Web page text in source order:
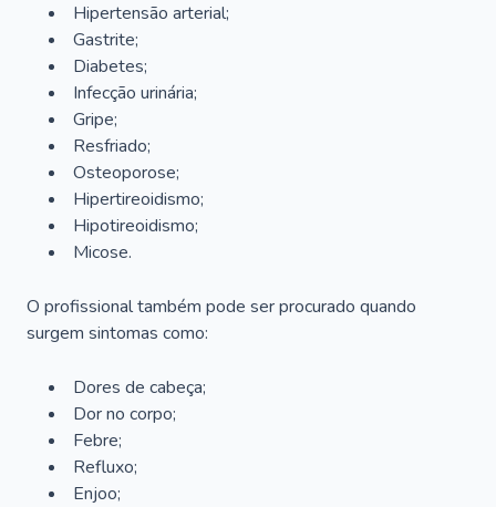
Hipertensão arterial;
Gastrite;
Diabetes;
Infecção urinária;
Gripe;
Resfriado;
Osteoporose;
Hipertireoidismo;
Hipotireoidismo;
Micose.
O profissional também pode ser procurado quando
surgem sintomas como:
Dores de cabeça;
Dor no corpo;
Febre;
Refluxo;
Enjoo;